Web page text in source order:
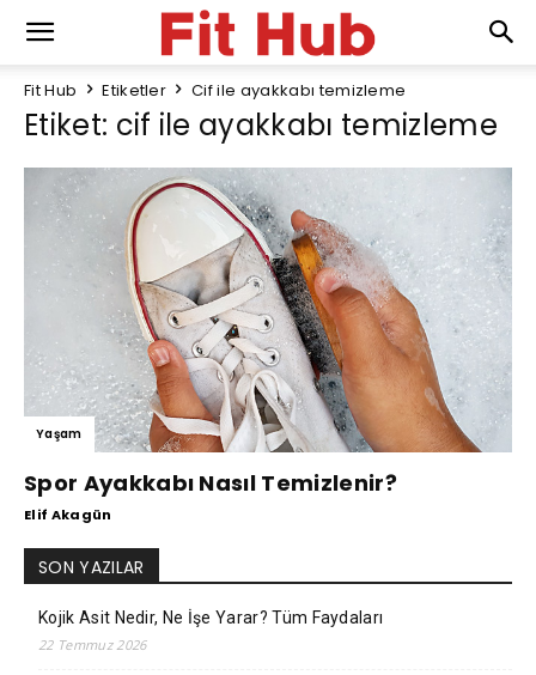
Fit Hub Etiketler Cif ile ayakkabı temizleme
Etiket: cif ile ayakkabı temizleme
Yaşam
Spor Ayakkabı Nasıl Temizlenir?
Elif Akagün
SON YAZILAR
Kojik Asit Nedir, Ne İşe Yarar? Tüm Faydaları
22 Temmuz 2026